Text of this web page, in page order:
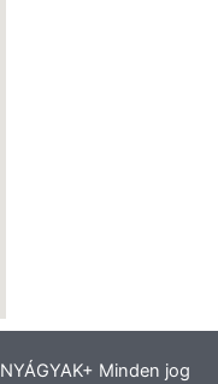
Minden jog